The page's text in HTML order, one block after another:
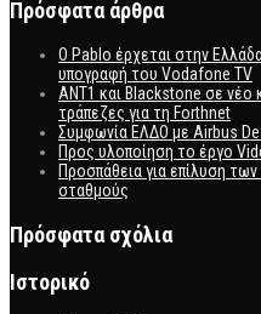
Πρόσφατα άρθρα
Ο Pablo έρχεται στην
υπογραφή του Vodafone TV
ΑΝΤ1 και Blackstone σε νέο
τράπεζες για τη Forthnet
Συμφωνία ΕΛΔΟ με Airbus
Προς υλοποίηση το έργο
Προσπάθεια για επίλυση
σταθμούς
Πρόσφατα σχόλια
Ιστορικό